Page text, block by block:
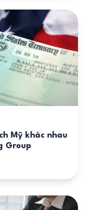
Mỹ khác nhau
Group